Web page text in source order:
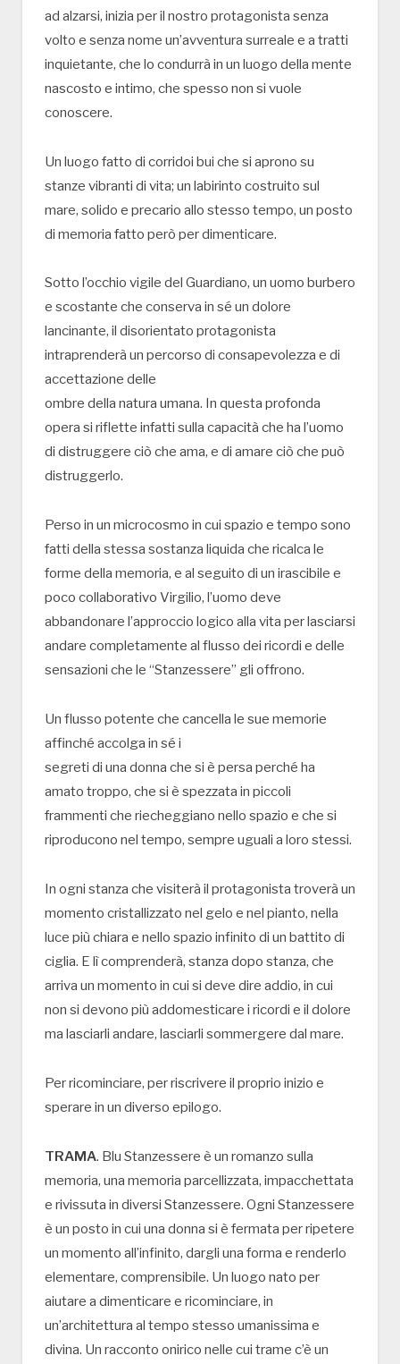
ad alzarsi, inizia per il nostro protagonista senza
volto e senza nome un’avventura surreale e a tratti
inquietante, che lo condurrà in un luogo della mente
nascosto e intimo, che spesso non si vuole
conoscere.
Un luogo fatto di corridoi bui che si aprono su
stanze vibranti di vita; un labirinto costruito sul
mare, solido e precario allo stesso tempo, un posto
di memoria fatto però per dimenticare.
Sotto l’occhio vigile del Guardiano, un uomo burbero
e scostante che conserva in sé un dolore
lancinante, il disorientato protagonista
intraprenderà un percorso di consapevolezza e di
accettazione delle
ombre della natura umana. In questa profonda
opera si riflette infatti sulla capacità che ha l’uomo
di distruggere ciò che ama, e di amare ciò che può
distruggerlo.
Perso in un microcosmo in cui spazio e tempo sono
fatti della stessa sostanza liquida che ricalca le
forme della memoria, e al seguito di un irascibile e
poco collaborativo Virgilio, l’uomo deve
abbandonare l’approccio logico alla vita per lasciarsi
andare completamente al flusso dei ricordi e delle
sensazioni che le “Stanzessere” gli offrono.
Un flusso potente che cancella le sue memorie
affinché accolga in sé i
segreti di una donna che si è persa perché ha
amato troppo, che si è spezzata in piccoli
frammenti che riecheggiano nello spazio e che si
riproducono nel tempo, sempre uguali a loro stessi.
In ogni stanza che visiterà il protagonista troverà un
momento cristallizzato nel gelo e nel pianto, nella
luce più chiara e nello spazio infinito di un battito di
ciglia. E lì comprenderà, stanza dopo stanza, che
arriva un momento in cui si deve dire addio, in cui
non si devono più addomesticare i ricordi e il dolore
ma lasciarli andare, lasciarli sommergere dal mare.
Per ricominciare, per riscrivere il proprio inizio e
sperare in un diverso epilogo.
TRAMA. Blu Stanzessere è un romanzo sulla
memoria, una memoria parcellizzata, impacchettata
e rivissuta in diversi Stanzessere. Ogni Stanzessere
è un posto in cui una donna si è fermata per ripetere
un momento all’infinito, dargli una forma e renderlo
elementare, comprensibile. Un luogo nato per
aiutare a dimenticare e ricominciare, in
un’architettura al tempo stesso umanissima e
divina. Un racconto onirico nelle cui trame c’è un